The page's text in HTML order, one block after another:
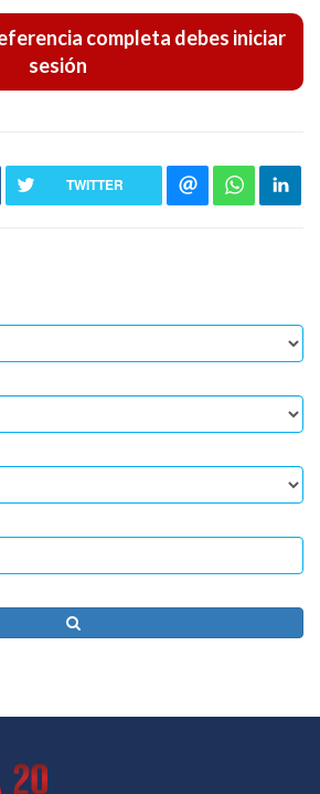
completa debes iniciar
sesión
TWITTER